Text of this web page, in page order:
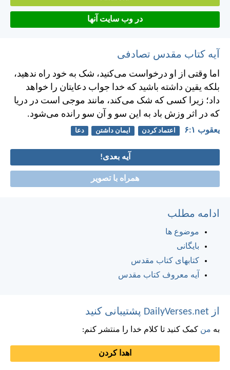
در وب سایت آنها
آیه کتاب مقدس تصادفی
اما وقتی از او درخواست می‌كنيد، شک به خود راه ندهيد،
بلكه يقين داشته باشيد كه خدا جواب دعايتان را خواهد
داد؛ زيرا كسی كه شک می‌كند، مانند موجی است در دريا
كه در اثر وزش باد به اين سو و آن سو رانده می‌شود.
يعقوب ۱:‏۶ اعتماد کردن ایمان داشتن دعا
آیه بعدی!
همراه با تصویر
ادامه مطلب
موضوع ها
بایگانی
کتابهای کتاب مقدس
آیه معروف کتاب مقدس
از DailyVerses.net پشتیبانی کنید
به من کمک کنید تا کلام خدا را منتشر کنم:
اهدا کردن